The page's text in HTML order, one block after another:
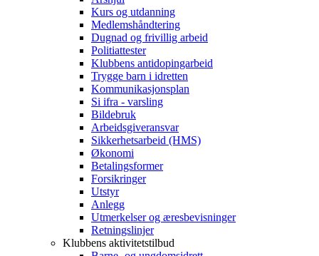
Kurs og utdanning
Medlemshåndtering
Dugnad og frivillig arbeid
Politiattester
Klubbens antidopingarbeid
Trygge barn i idretten
Kommunikasjonsplan
Si ifra - varsling
Bildebruk
Arbeidsgiveransvar
Sikkerhetsarbeid (HMS)
Økonomi
Betalingsformer
Forsikringer
Utstyr
Anlegg
Utmerkelser og æresbevisninger
Retningslinjer
Klubbens aktivitetstilbud